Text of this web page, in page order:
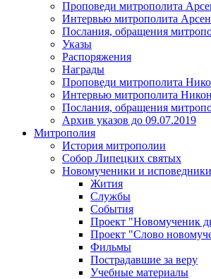
Проповеди митрополита
Интервью митрополита
Послания, обращения
Указы
Распоряжения
Награды
Проповеди митрополита
Интервью митрополита
Послания, обращения
Архив указов до 09.07.2019
Митрополия
История митрополии
Собор Липецких святых
Новомученики и
Жития
Службы
События
Проект "Новомученик
Проект "Слово
Фильмы
Пострадавшие за веру
Учебные материалы